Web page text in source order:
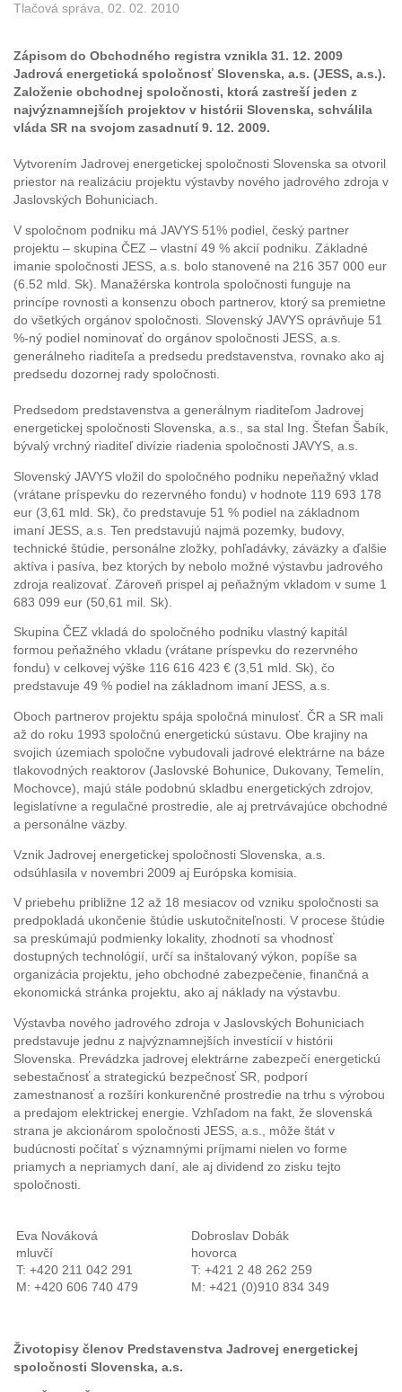
Tlačová správa, 02. 02. 2010
Zápisom do Obchodného registra vznikla 31. 12. 2009
Jadrová energetická spoločnosť Slovenska, a.s. (JESS, a.s.).
Založenie obchodnej spoločnosti, ktorá zastreší jeden z
najvýznamnejších projektov v histórii Slovenska, schválila
vláda SR na svojom zasadnutí 9. 12. 2009.
Vytvorením Jadrovej energetickej spoločnosti Slovenska sa otvoril
priestor na realizáciu projektu výstavby nového jadrového zdroja v
Jaslovských Bohuniciach.
V spoločnom podniku má JAVYS 51% podiel, český partner
projektu – skupina ČEZ – vlastní 49 % akcií podniku. Základné
imanie spoločnosti JESS, a.s. bolo stanovené na 216 357 000 eur
(6.52 mld. Sk). Manažérska kontrola spoločnosti funguje na
princípe rovnosti a konsenzu oboch partnerov, ktorý sa premietne
do všetkých orgánov spoločnosti. Slovenský JAVYS oprávňuje 51
%-ný podiel nominovať do orgánov spoločnosti JESS, a.s.
generálneho riaditeľa a predsedu predstavenstva, rovnako ako aj
predsedu dozornej rady spoločnosti.
Predsedom predstavenstva a generálnym riaditeľom Jadrovej
energetickej spoločnosti Slovenska, a.s., sa stal Ing. Štefan Šabík,
bývalý vrchný riaditeľ divízie riadenia spoločnosti JAVYS, a.s.
Slovenský JAVYS vložil do spoločného podniku nepeňažný vklad
(vrátane príspevku do rezervného fondu) v hodnote 119 693 178
eur (3,61 mld. Sk), čo predstavuje 51 % podiel na základnom
imaní JESS, a.s. Ten predstavujú najmä pozemky, budovy,
technické štúdie, personálne zložky, pohľadávky, záväzky a ďalšie
aktíva i pasíva, bez ktorých by nebolo možné výstavbu jadrového
zdroja realizovať. Zároveň prispel aj peňažným vkladom v sume 1
683 099 eur (50,61 mil. Sk).
Skupina ČEZ vkladá do spoločného podniku vlastný kapitál
formou peňažného vkladu (vrátane príspevku do rezervného
fondu) v celkovej výške 116 616 423 € (3,51 mld. Sk), čo
predstavuje 49 % podiel na základnom imaní JESS, a.s.
Oboch partnerov projektu spája spoločná minulosť. ČR a SR mali
až do roku 1993 spoločnú energetickú sústavu. Obe krajiny na
svojich územiach spoločne vybudovali jadrové elektrárne na báze
tlakovodných reaktorov (Jaslovské Bohunice, Dukovany, Temelín,
Mochovce), majú stále podobnú skladbu energetických zdrojov,
legislatívne a regulačné prostredie, ale aj pretrvávajúce obchodné
a personálne väzby.
Vznik Jadrovej energetickej spoločnosti Slovenska, a.s.
odsúhlasila v novembri 2009 aj Európska komisia.
V priebehu približne 12 až 18 mesiacov od vzniku spoločnosti sa
predpokladá ukončenie štúdie uskutočniteľnosti. V procese štúdie
sa preskúmajú podmienky lokality, zhodnotí sa vhodnosť
dostupných technológií, určí sa inštalovaný výkon, popíše sa
organizácia projektu, jeho obchodné zabezpečenie, finančná a
ekonomická stránka projektu, ako aj náklady na výstavbu.
Výstavba nového jadrového zdroja v Jaslovských Bohuniciach
predstavuje jednu z najvýznamnejších investícií v histórii
Slovenska. Prevádzka jadrovej elektrárne zabezpečí energetickú
sebestačnosť a strategickú bezpečnosť SR, podporí
zamestnanosť a rozšíri konkurenčné prostredie na trhu s výrobou
a predajom elektrickej energie. Vzhľadom na fakt, že slovenská
strana je akcionárom spoločnosti JESS, a.s., môže štát v
budúcnosti počítať s významnými príjmami nielen vo forme
priamych a nepriamych daní, ale aj dividend zo zisku tejto
spoločnosti.
Eva Nováková
mluvčí
T: +420 211 042 291
M: +420 606 740 479
Dobroslav Dobák
hovorca
T: +421 2 48 262 259
M: +421 (0)910 834 349
Životopisy členov Predstavenstva Jadrovej energetickej
spoločnosti Slovenska, a.s.